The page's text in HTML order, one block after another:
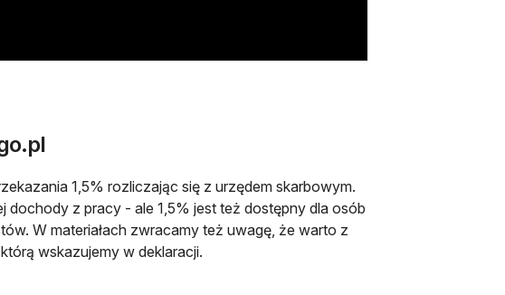
1,5% rozliczając się z urzędem skarbowym.
z pracy - ale 1,5% jest też dostępny dla osób
W materiałach zwracamy też uwagę, że warto z
wskazujemy w deklaracji.